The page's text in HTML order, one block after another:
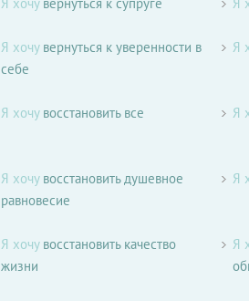
Я хочувернуться к уверенности в
себе
Я
Я хочувосстановить все Я
Я хочувосстановить душевное
равновесие
Я
Я хочувосстановить качество
жизни
Я